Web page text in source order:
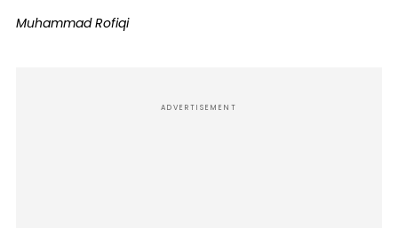
Muhammad Rofiqi
ADVERTISEMENT